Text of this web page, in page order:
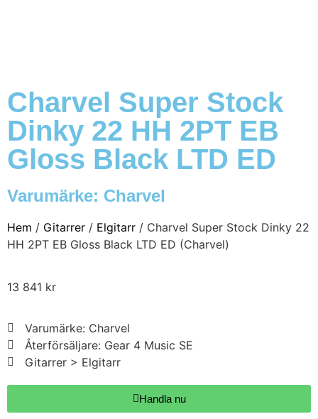
Charvel Super Stock
Dinky 22 HH 2PT EB
Gloss Black LTD ED
Varumärke: Charvel
Hem / Gitarrer / Elgitarr / Charvel Super Stock Dinky 22
HH 2PT EB Gloss Black LTD ED (Charvel)
13 841 kr
Varumärke: Charvel
Återförsäljare: Gear 4 Music SE
Gitarrer > Elgitarr
Handla nu